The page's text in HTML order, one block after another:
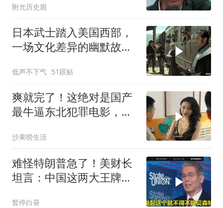
附允历史观
日本武士踏入美国西部，
一场文化差异的幽默故事
低声不下气 51跟贴
爽就完了！这绝对是国产
最牛逼东北犯罪电影，女
沙果唠生活
难怪特朗普急了！美财长
坦言：中国这两大王牌，
暂停白昼